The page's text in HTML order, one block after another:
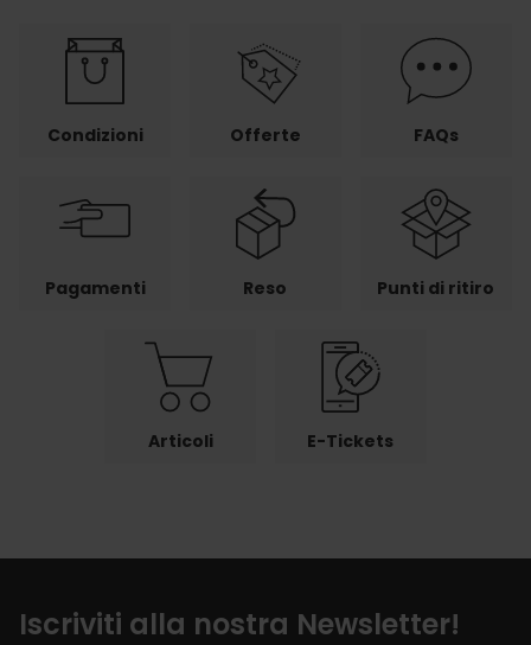
Condizioni Offerte FAQs
Pagamenti Reso Punti di ritiro
Articoli E-Tickets
Iscriviti alla nostra Newsletter!